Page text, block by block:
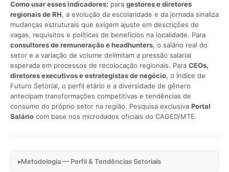
Como usar esses indicadores: para gestores e diretores
regionais de RH, a evolução da escolaridade e da jornada sinaliza
mudanças estruturais que exigem ajuste em descrições de
vagas, requisitos e políticas de benefícios na localidade. Para
consultores de remuneração e headhunters, o salário real do
setor e a variação de volume delimitam a pressão salarial
esperada em processos de recolocação regionais. Para CEOs,
diretores executivos e estrategistas de negócio, o Índice de
Futuro Setorial, o perfil etário e a diversidade de gênero
antecipam transformações competitivas e tendências de
consumo do próprio setor na região. Pesquisa exclusiva Portal
Salário com base nos microdados oficiais do CAGED/MTE.
Metodologia — Perfil & Tendências Setoriais